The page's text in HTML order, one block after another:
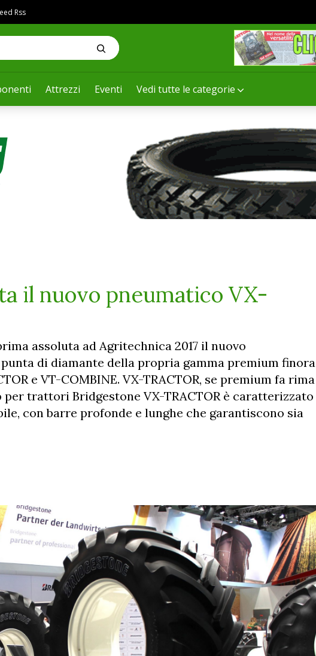
Attrezzi Eventi Vedi tutte le categorie
Rss
il nuovo pneumatico VX-
assoluta ad Agritechnica 2017 il nuovo
di diamante della propria gamma premium finora
e VT-COMBINE. VX-TRACTOR, se premium fa rima
per trattori Bridgestone VX-TRACTOR è caratterizzato
con barre profonde e lunghe che garantiscono sia